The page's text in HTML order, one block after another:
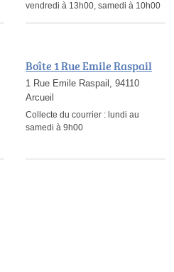
vendredi à 13h00, samedi à 10h00
Boîte 1 Rue Emile Raspail
1 Rue Emile Raspail, 94110
Arcueil
Collecte du courrier : lundi au
samedi à 9h00